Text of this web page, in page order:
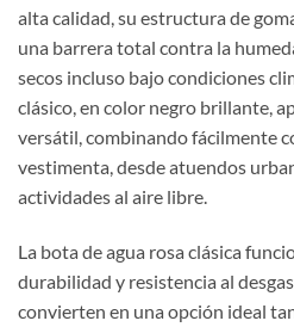
alta calidad, su estructura de
una barrera total contra la
secos incluso bajo condiciones
clásico, en color negro brillante,
versátil, combinando fácilmente
vestimenta, desde atuendos
actividades al aire libre.
La bota de agua rosa clásica
durabilidad y resistencia al
convierten en una opción ideal